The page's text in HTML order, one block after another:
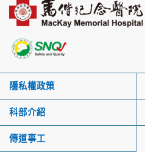
隱私權政策
科部介紹
傳道事工